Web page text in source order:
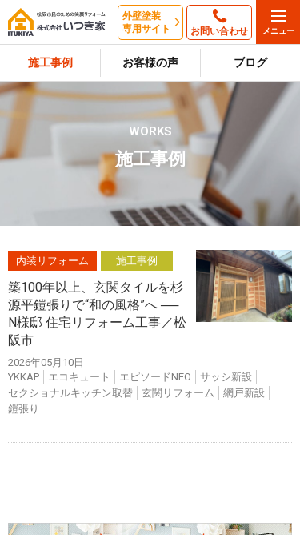
外壁塗装
専用サイト
お問い合わせ
施工事例 お客様の声 ブログ
WORKS
施工事例
内装リフォーム 施工事例
築100年以上、玄関タイルを杉
源平鎧張りで“和の風格”へ ──
N様邸 住宅リフォーム工事／松
阪市
2026年05月10日
YKKAP
エコキュート エピソードNEO
サッシ新設
セクショナルキッチン取替
玄関リフォーム
網戸新設
鎧張り